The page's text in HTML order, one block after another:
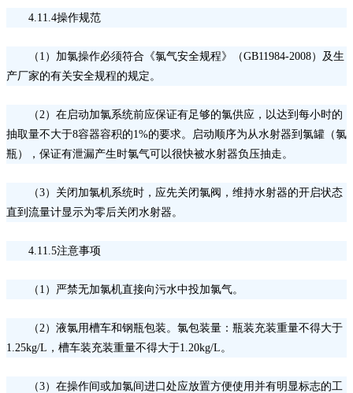
4.11.4操作规范
（ 1）加氯操作必须符合《氯气安全规程》（GB11984-2008）及生
产厂家的有关安全规程的规定。
（ 2）在启动加氯系统前应保证有足够的氯供应，以达到每小时的
抽取量不大于8容器容积的1%的要求。启动顺序为从水射器到氯罐（氯
瓶），保证有泄漏产生时氯气可以很快被水射器负压抽走。
（3）关闭加氯机系统时，应先关闭氯阀，维持水射器的开启状态
直到流量计显示为零后关闭水射器。
4.11.5注意事项
（ 1）严禁无加氯机直接向污水中投加氯气。
（ 2）液氯用槽车和钢瓶包装。氯包装量：瓶装充装重量不得大于
1.25kg/L，槽车装充装重量不得大于1.20kg/L。
（3）在操作间或加氯间进口处应放置方便使用并有明显标志的工